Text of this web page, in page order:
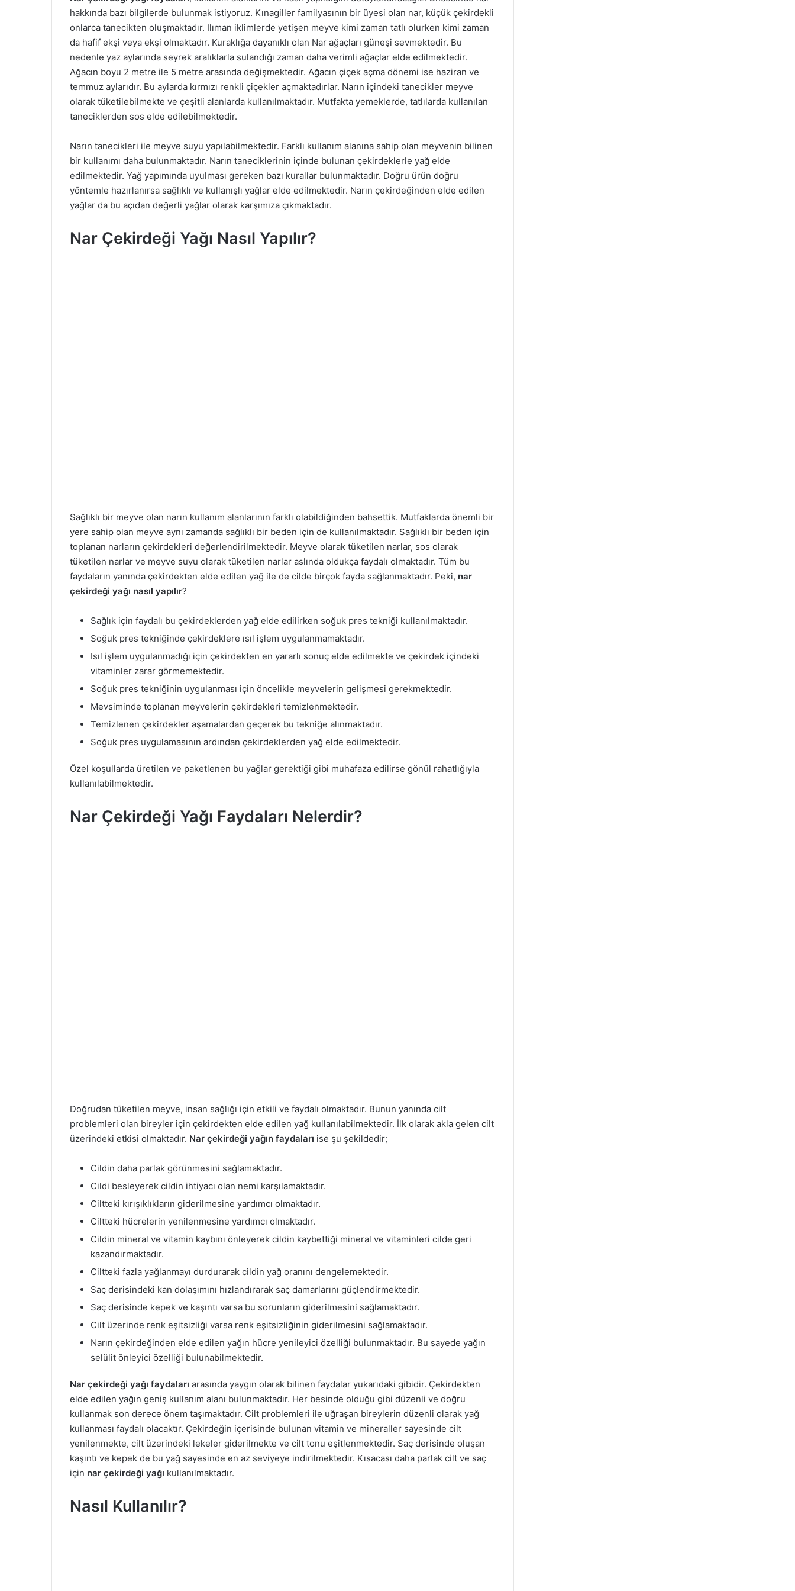
hakkında bazı bilgilerde bulunmak istiyoruz. Kınagiller familyasının bir üyesi olan nar, küçük çekirdekli
onlarca tanecikten oluşmaktadır. Ilıman iklimlerde yetişen meyve kimi zaman tatlı olurken kimi zaman
da hafif ekşi veya ekşi olmaktadır. Kuraklığa dayanıklı olan Nar ağaçları güneşi sevmektedir. Bu
nedenle yaz aylarında seyrek aralıklarla sulandığı zaman daha verimli ağaçlar elde edilmektedir.
Ağacın boyu 2 metre ile 5 metre arasında değişmektedir. Ağacın çiçek açma dönemi ise haziran ve
temmuz aylarıdır. Bu aylarda kırmızı renkli çiçekler açmaktadırlar. Narın içindeki tanecikler meyve
olarak tüketilebilmekte ve çeşitli alanlarda kullanılmaktadır. Mutfakta yemeklerde, tatlılarda kullanılan
taneciklerden sos elde edilebilmektedir.
Narın tanecikleri ile meyve suyu yapılabilmektedir. Farklı kullanım alanına sahip olan meyvenin bilinen
bir kullanımı daha bulunmaktadır. Narın taneciklerinin içinde bulunan çekirdeklerle yağ elde
edilmektedir. Yağ yapımında uyulması gereken bazı kurallar bulunmaktadır. Doğru ürün doğru
yöntemle hazırlanırsa sağlıklı ve kullanışlı yağlar elde edilmektedir. Narın çekirdeğinden elde edilen
yağlar da bu açıdan değerli yağlar olarak karşımıza çıkmaktadır.
Nar Çekirdeği Yağı Nasıl Yapılır?
Sağlıklı bir meyve olan narın kullanım alanlarının farklı olabildiğinden bahsettik. Mutfaklarda önemli bir
yere sahip olan meyve aynı zamanda sağlıklı bir beden için de kullanılmaktadır. Sağlıklı bir beden için
toplanan narların çekirdekleri değerlendirilmektedir. Meyve olarak tüketilen narlar, sos olarak
tüketilen narlar ve meyve suyu olarak tüketilen narlar aslında oldukça faydalı olmaktadır. Tüm bu
faydaların yanında çekirdekten elde edilen yağ ile de cilde birçok fayda sağlanmaktadır. Peki, nar
çekirdeği yağı nasıl yapılır?
Sağlık için faydalı bu çekirdeklerden yağ elde edilirken soğuk pres tekniği kullanılmaktadır.
Soğuk pres tekniğinde çekirdeklere ısıl işlem uygulanmamaktadır.
Isıl işlem uygulanmadığı için çekirdekten en yararlı sonuç elde edilmekte ve çekirdek içindeki
vitaminler zarar görmemektedir.
Soğuk pres tekniğinin uygulanması için öncelikle meyvelerin gelişmesi gerekmektedir.
Mevsiminde toplanan meyvelerin çekirdekleri temizlenmektedir.
Temizlenen çekirdekler aşamalardan geçerek bu tekniğe alınmaktadır.
Soğuk pres uygulamasının ardından çekirdeklerden yağ elde edilmektedir.
Özel koşullarda üretilen ve paketlenen bu yağlar gerektiği gibi muhafaza edilirse gönül rahatlığıyla
kullanılabilmektedir.
Nar Çekirdeği Yağı Faydaları Nelerdir?
Doğrudan tüketilen meyve, insan sağlığı için etkili ve faydalı olmaktadır. Bunun yanında cilt
problemleri olan bireyler için çekirdekten elde edilen yağ kullanılabilmektedir. İlk olarak akla gelen cilt
üzerindeki etkisi olmaktadır. Nar çekirdeği yağın faydaları ise şu şekildedir;
Cildin daha parlak görünmesini sağlamaktadır.
Cildi besleyerek cildin ihtiyacı olan nemi karşılamaktadır.
Ciltteki kırışıklıkların giderilmesine yardımcı olmaktadır.
Ciltteki hücrelerin yenilenmesine yardımcı olmaktadır.
Cildin mineral ve vitamin kaybını önleyerek cildin kaybettiği mineral ve vitaminleri cilde geri
kazandırmaktadır.
Ciltteki fazla yağlanmayı durdurarak cildin yağ oranını dengelemektedir.
Saç derisindeki kan dolaşımını hızlandırarak saç damarlarını güçlendirmektedir.
Saç derisinde kepek ve kaşıntı varsa bu sorunların giderilmesini sağlamaktadır.
Cilt üzerinde renk eşitsizliği varsa renk eşitsizliğinin giderilmesini sağlamaktadır.
Narın çekirdeğinden elde edilen yağın hücre yenileyici özelliği bulunmaktadır. Bu sayede yağın
selülit önleyici özelliği bulunabilmektedir.
Nar çekirdeği yağı faydaları arasında yaygın olarak bilinen faydalar yukarıdaki gibidir. Çekirdekten
elde edilen yağın geniş kullanım alanı bulunmaktadır. Her besinde olduğu gibi düzenli ve doğru
kullanmak son derece önem taşımaktadır. Cilt problemleri ile uğraşan bireylerin düzenli olarak yağ
kullanması faydalı olacaktır. Çekirdeğin içerisinde bulunan vitamin ve mineraller sayesinde cilt
yenilenmekte, cilt üzerindeki lekeler giderilmekte ve cilt tonu eşitlenmektedir. Saç derisinde oluşan
kaşıntı ve kepek de bu yağ sayesinde en az seviyeye indirilmektedir. Kısacası daha parlak cilt ve saç
için nar çekirdeği yağı kullanılmaktadır.
Nasıl Kullanılır?